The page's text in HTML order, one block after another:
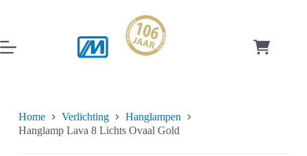
inhoud
Home Verlichting
Hanglampen
Hanglamp Lava 8 Lichts Ovaal Gold